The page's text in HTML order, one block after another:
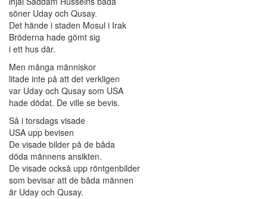
söner Uday och Qusay.
Det hände i staden Mosul i Irak
Bröderna hade gömt sig
i ett hus där.
Men många människor
litade inte på att det verkligen
var Uday och Qusay som USA
hade dödat. De ville se bevis.
Så i torsdags visade
USA upp bevisen
De visade bilder på de båda
döda männens ansikten.
De visade också upp röntgenbilder
som bevisar att de båda männen
är Uday och Qusay.